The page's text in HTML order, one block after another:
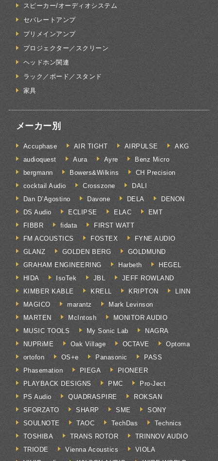
スピーカー/オーディオシステム
セパレートアンプ
プリメインアンプ
プロジェクター／スクリーン
ヘッドホン関連
ラック／ボード／スタンド
家具
メーカー別
Accuphase AIR TIGHT AIRPULSE
AKG
audioquest
Aura Ayre
Benz Micro
bergmann
Bowers&Wilkins
CH Precision
cocktail Audio
Crosszone
DALI
Dan D’Agostino
Davone DELA
DENON
DS Audio
ECLIPSE ELAC
EMT
FIBBR
fidata
FIRST WATT
FM ACOUSTICS
FOSTEX
FYNE AUDIO
GLANZ
GOLDEN BERG
GOLDMUND
GRAHAM ENGINEERING
Harbeth
HEGEL
HIDA
IsoTek JBL
JEFF ROWLAND
KIMBER KABLE
KRELL KRIPTON
LINN
MAGICO
marantz
Mark Levinson
MARTEN
McIntosh
MONITOR AUDIO
MUSIC TOOLS
My Sonic Lab
NAGRA
NUPRiME
Oak Village OCTAVE
Optoma
ortofon
OS+e Panasonic
PASS
Phasemation
PIEGA
PIONEER
PLAYBACK DESIGNS
PMC
Pro-Ject
PS Audio
QUADRASPIRE
ROKSAN
SFORZATO
SHARP SME
SONY
SOULNOTE
TAOC TechDas
Technics
TOSHIBA
TRANS ROTOR
TRINNOV AUDIO
TRIODE
Vienna Acoustics
VIOLA